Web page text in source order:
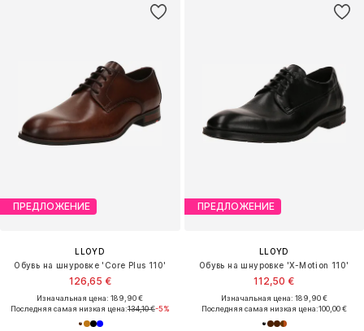
ПРЕДЛОЖЕНИЕ
LLOYD
Обувь на шнуровке 'Core Plus 110'
126,65 €
Изначальная цена: 189,90 €
Последняя самая низкая цена:134,10 €-5%
ПРЕДЛОЖЕНИЕ
LLOYD
Обувь на шнуровке 'X-Motion 110'
112,50 €
Изначальная цена: 189,90 €
Последняя самая низкая цена:100,00 €